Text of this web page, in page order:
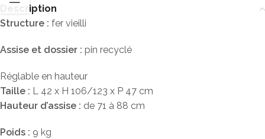
Description
Structure : fer vieilli
Assise et dossier : pin recyclé
Réglable en hauteur
Taille : L 42 x H 106/123 x P 47 cm
Hauteur d’assise : de 71 à 88 cm
Poids : 9 kg